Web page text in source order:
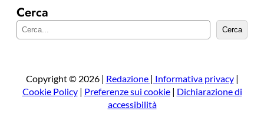
Cerca
e
a
Cerca
Copyright © 2026 | Redazione | Informativa privacy|
Cookie Policy| Preferenze sui cookie| Dichiarazione di
accessibilità